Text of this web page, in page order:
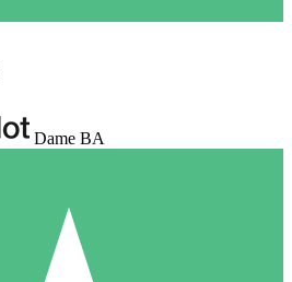
Dame BA